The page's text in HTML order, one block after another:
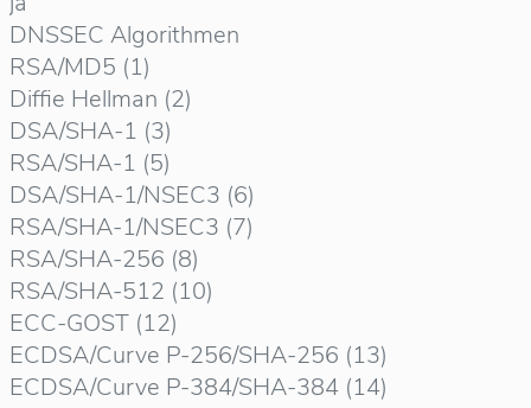
DNSSEC Algorithmen
RSA/MD5 (1)
Diffie Hellman (2)
DSA/SHA-1 (3)
RSA/SHA-1 (5)
DSA/SHA-1/NSEC3 (6)
RSA/SHA-1/NSEC3 (7)
RSA/SHA-256 (8)
RSA/SHA-512 (10)
ECC-GOST (12)
ECDSA/Curve P-256/SHA-256 (13)
ECDSA/Curve P-384/SHA-384 (14)